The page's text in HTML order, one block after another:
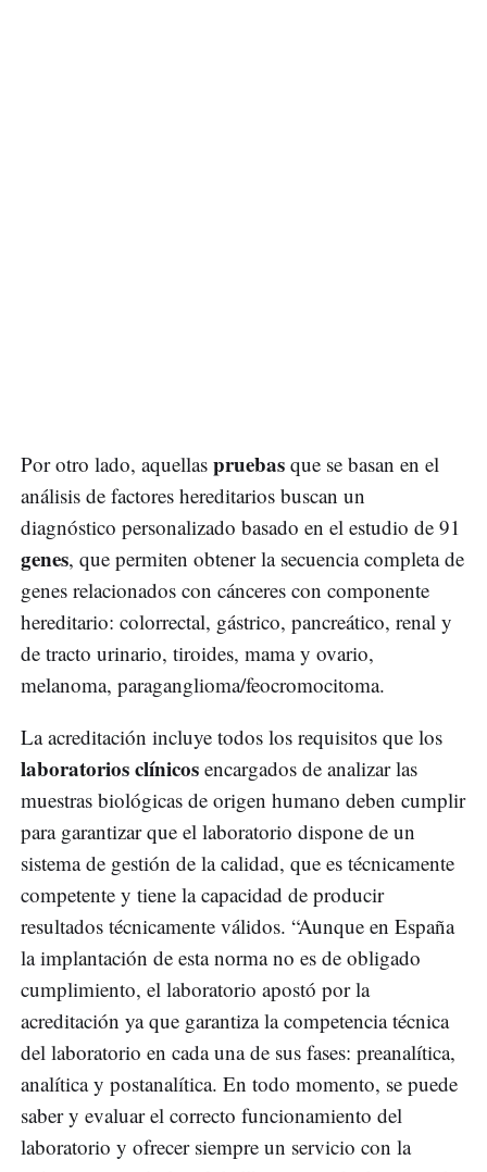
Por otro lado, aquellas pruebas que se basan en el
análisis de factores hereditarios buscan un
diagnóstico personalizado basado en el estudio de 91
genes, que permiten obtener la secuencia completa de
genes relacionados con cánceres con componente
hereditario: colorrectal, gástrico, pancreático, renal y
de tracto urinario, tiroides, mama y ovario,
melanoma, paraganglioma/feocromocitoma.
La acreditación incluye todos los requisitos que los
laboratorios clínicos encargados de analizar las
muestras biológicas de origen humano deben cumplir
para garantizar que el laboratorio dispone de un
sistema de gestión de la calidad, que es técnicamente
competente y tiene la capacidad de producir
resultados técnicamente válidos. “Aunque en España
la implantación de esta norma no es de obligado
cumplimiento, el laboratorio apostó por la
acreditación ya que garantiza la competencia técnica
del laboratorio en cada una de sus fases: preanalítica,
analítica y postanalítica. En todo momento, se puede
saber y evaluar el correcto funcionamiento del
laboratorio y ofrecer siempre un servicio con la